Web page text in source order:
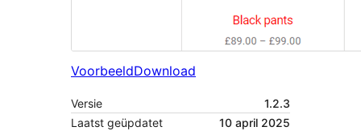
VoorbeeldDownload
Versie
1.2.3
Laatst geüpdatet
10 april 2025